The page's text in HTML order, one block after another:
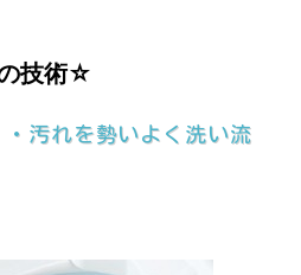
技術☆
汚れを勢いよく洗い流